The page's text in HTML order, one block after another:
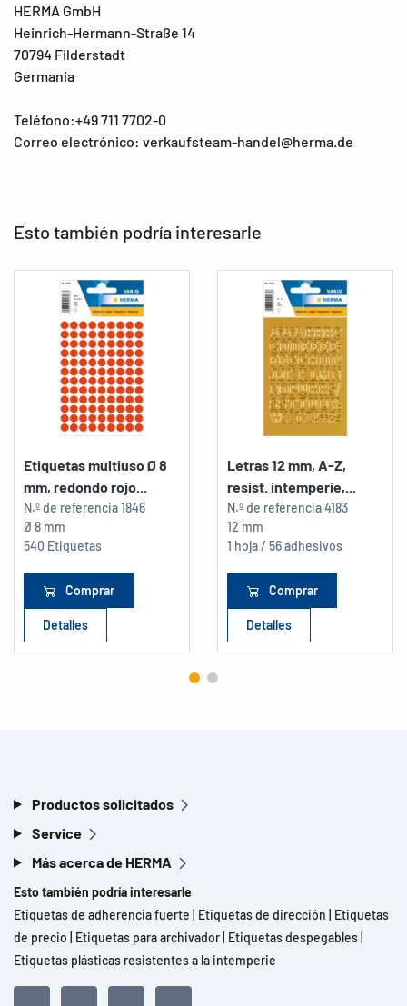
HERMA GmbH
Heinrich-Hermann-Straße 14
70794 Filderstadt
Germania
Teléfono:+49 711 7702-0
Correo electrónico: verkaufsteam-handel@herma.de
Esto también podría interesarle
Etiquetas multiuso Ø 8
mm, redondo rojo...
N.º de referencia1846
Ø 8 mm
540 Etiquetas
Comprar
Detalles
Letras 12 mm, A-Z,
resist. intemperie,...
N.º de referencia4183
12 mm
1 hoja / 56 adhesivos
Comprar
Detalles
Productos solicitados
Service
Más acerca de HERMA
Esto también podría interesarle
Etiquetas de adherencia fuerte
Etiquetas de dirección
Etiquetas
de precio
Etiquetas para archivador Etiquetas despegables
Etiquetas plásticas resistentes a la intemperie